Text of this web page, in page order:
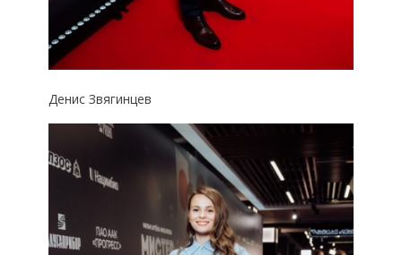
Денис Звягинцев